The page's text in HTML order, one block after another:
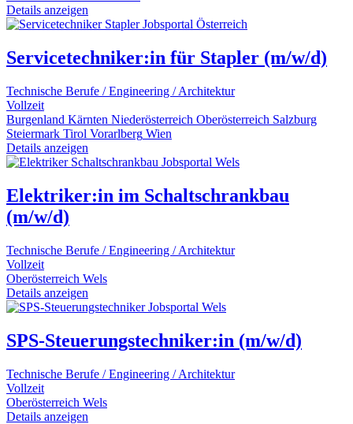
Details anzeigen
Servicetechniker:in für Stapler (m/w/d)
Technische Berufe / Engineering / Architektur
Vollzeit
Burgenland Kärnten Niederösterreich Oberösterreich Salzburg
Steiermark Tirol Vorarlberg Wien
Details anzeigen
Elektriker:in im Schaltschrankbau
(m/w/d)
Technische Berufe / Engineering / Architektur
Vollzeit
Oberösterreich Wels
Details anzeigen
SPS-Steuerungstechniker:in (m/w/d)
Technische Berufe / Engineering / Architektur
Vollzeit
Oberösterreich Wels
Details anzeigen